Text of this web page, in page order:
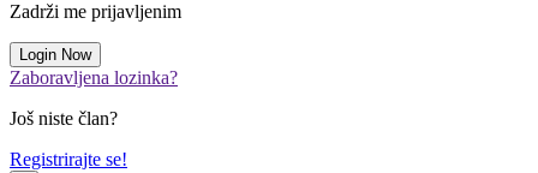
Zadrži me prijavljenim
Zaboravljena lozinka?
Još niste član?
Registrirajte se!